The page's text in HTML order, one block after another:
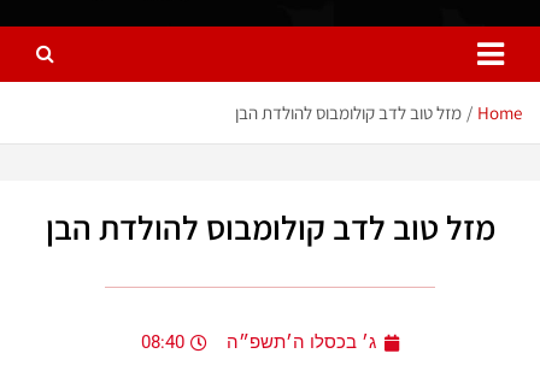
Home מזל טוב לדב קולומבוס להולדת הבן
מזל טוב לדב קולומבוס להולדת הבן
ג׳ בכסלו ה׳תשפ״ה 08:40